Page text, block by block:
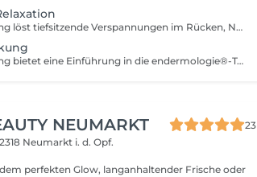
Diese Behandlung löst tiefsitzende Verspannungen im Rücken, Nacken, Schultern und der Kopfhaut und bietet vollständige Entspannung sowie ein revitalisierendes Wohlgefühl. Behandelnde Zonen: Rücken, Hals, Kopfhaut Unsere Massagen werden mit der LPG Endermologie Technologie durchgeführt und sind keine manuellen Massagen. Durch gezielte, mechanische Impulse wir die Haut stimuliert und das Gewebe aktiviert.
Diese Behandlung bietet eine Einführung in die endermologie®-Technik und ermöglicht es Ihnen, das Potenzial der verschiedenen Zellstimulationen sowie die einzigartigen Empfindungen, die sie hervorrufen, zu entdecken. Behandelnde Zonen: Rücken, Taille, Gesäß, Reiterhose, Waden, Hals, Bauch, Vorderseite der Oberschenkel
NEUMARKT
23
Neumarkt i. d. Opf.
perfekten Glow, langanhaltender Frische oder